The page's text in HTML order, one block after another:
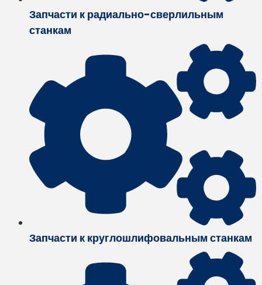
Запчасти к радиально-сверлильным
станкам
Запчасти к круглошлифовальным станкам